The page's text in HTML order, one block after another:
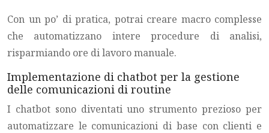
Con un po’ di pratica, potrai creare macro complesse
che automatizzano intere procedure di analisi,
risparmiando ore di lavoro manuale.
Implementazione di chatbot per la gestione
delle comunicazioni di routine
I chatbot sono diventati uno strumento prezioso per
automatizzare le comunicazioni di base con clienti e